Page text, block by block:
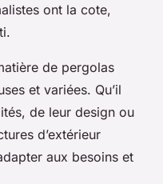
ont la cote,
de pergolas
et variées. Qu’il
de leur design ou
d’extérieur
aux besoins et